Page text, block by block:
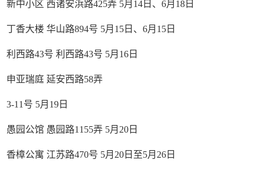
新中小区 西诸安浜路425弄 5月14日、6月18日
丁香大楼 华山路894号 5月15日、6月15日
利西路43号 利西路43号 5月16日
申亚瑞庭 延安西路58弄
3-11号 5月19日
愚园公馆 愚园路1155弄 5月20日
香樟公寓 江苏路470号 5月20日至5月26日